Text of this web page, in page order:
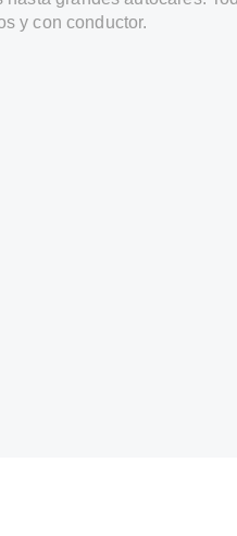
y con conductor.
SUV -